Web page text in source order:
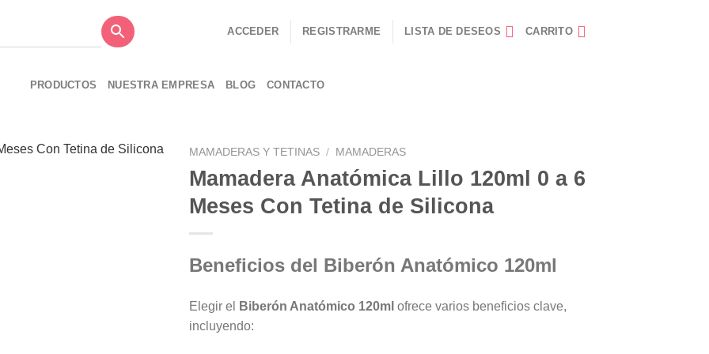
ACCEDER REGISTRARME LISTA DE DESEOS CARRITO
PRODUCTOS NUESTRA EMPRESA BLOG CONTACTO
MAMADERAS Y TETINAS / MAMADERAS
Mamadera Anatómica Lillo 120ml 0 a 6
Meses Con Tetina de Silicona
Beneficios del Biberón Anatómico 120ml
Elegir el Biberón Anatómico 120ml ofrece varios beneficios clave,
incluyendo: